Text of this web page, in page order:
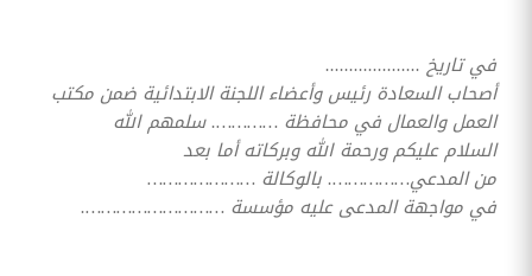
في تاريخ ....................
أصحاب السعادة رئيس وأعضاء اللجنة الابتدائية ضمن مكتب
العمل والعمال في محافظة …………. سلمهم الله
السلام عليكم ورحمة الله وبركاته أما بعد
من المدعي……………. بالوكالة …………………
في مواجهة المدعى عليه مؤسسة ……………………….